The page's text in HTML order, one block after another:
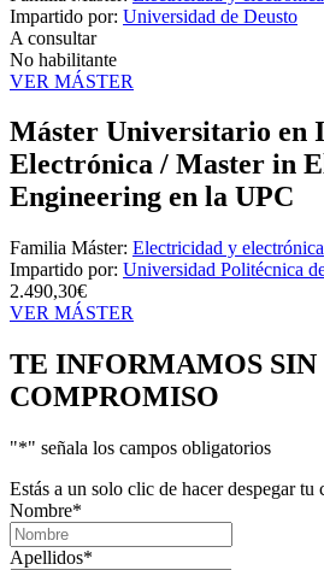
Impartido por: Universidad de Deusto
A consultar
No habilitante
VER MÁSTER
Máster Universitario en
Electrónica / Master in
Engineering en la UPC
Familia Máster: Electricidad y electrónica
Impartido por: Universidad Politécnica
2.490,30€
VER MÁSTER
TE INFORMAMOS SIN
COMPROMISO
"*" señala los campos obligatorios
Estás a un solo clic de hacer despegar tu
Nombre*
Apellidos*